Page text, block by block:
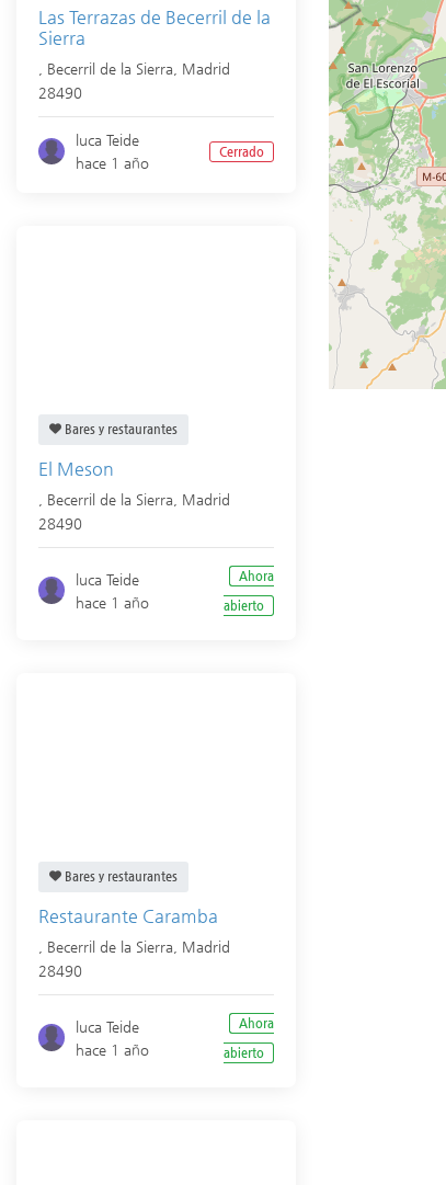
Las Terrazas de Becerril de la
Sierra
Becerril de la Sierra
Madrid
28490
luca Teide
hace 1 año
Cerrado
Bares y restaurantes
El Meson
Becerril de la Sierra
Madrid
28490
luca Teide
hace 1 año
Ahora
abierto
Bares y restaurantes
Restaurante Caramba
Becerril de la Sierra
Madrid
28490
luca Teide
hace 1 año
Ahora
abierto